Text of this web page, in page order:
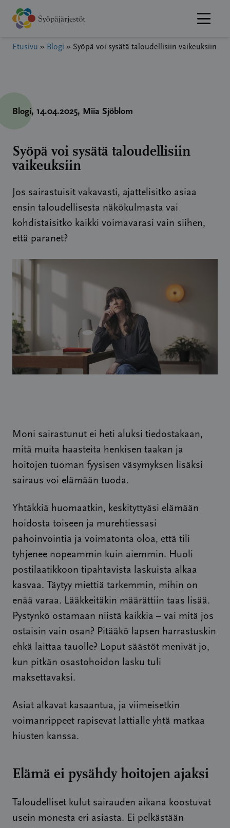
Hyppää
sisältöön
Etusivu » Blogi » Syöpä voi sysätä taloudellisiin vaikeuksiin
Blogi, 14.04.2025, Miia Sjöblom
Syöpä voi sysätä taloudellisiin
vaikeuksiin
Jos sairastuisit vakavasti, ajattelisitko asiaa
ensin taloudellisesta näkökulmasta vai
kohdistaisitko kaikki voimavarasi vain siihen,
että paranet?
Moni sairastunut ei heti aluksi tiedostakaan,
mitä muita haasteita henkisen taakan ja
hoitojen tuoman fyysisen väsymyksen lisäksi
sairaus voi elämään tuoda.
Yhtäkkiä huomaatkin, keskityttyäsi elämään
hoidosta toiseen ja murehtiessasi
pahoinvointia ja voimatonta oloa, että tili
tyhjenee nopeammin kuin aiemmin. Huoli
postilaatikkoon tipahtavista laskuista alkaa
kasvaa. Täytyy miettiä tarkemmin, mihin on
enää varaa. Lääkkeitäkin määrättiin taas lisää.
Pystynkö ostamaan niistä kaikkia – vai mitä jos
ostaisin vain osan? Pitääkö lapsen harrastuskin
ehkä laittaa tauolle? Loput säästöt menivät jo,
kun pitkän osastohoidon lasku tuli
maksettavaksi.
Asiat alkavat kasaantua, ja viimeisetkin
voimanrippeet rapisevat lattialle yhtä matkaa
hiusten kanssa.
Elämä ei pysähdy hoitojen ajaksi
Taloudelliset kulut sairauden aikana koostuvat
usein monesta eri asiasta. Ei pelkästään